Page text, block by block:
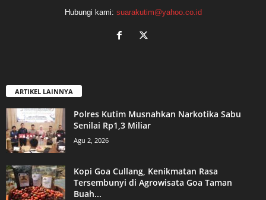
Hubungi kami: suarakutim@yahoo.co.id
ARTIKEL LAINNYA
Polres Kutim Musnahkan Narkotika Sabu
Senilai Rp1,3 Miliar
Agu 2, 2026
Kopi Goa Cullang, Kenikmatan Rasa
Tersembunyi di Agrowisata Goa Taman
Buah...